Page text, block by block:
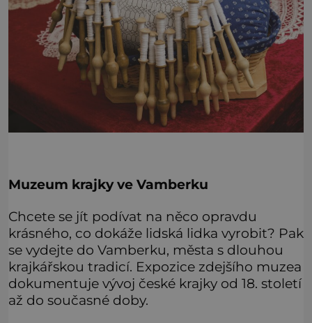
Muzeum krajky ve Vamberku
Chcete se jít podívat na něco opravdu
krásného, co dokáže lidská lidka vyrobit? Pak
se vydejte do Vamberku, města s dlouhou
krajkářskou tradicí. Expozice zdejšího muzea
dokumentuje vývoj české krajky od 18. století
až do současné doby.